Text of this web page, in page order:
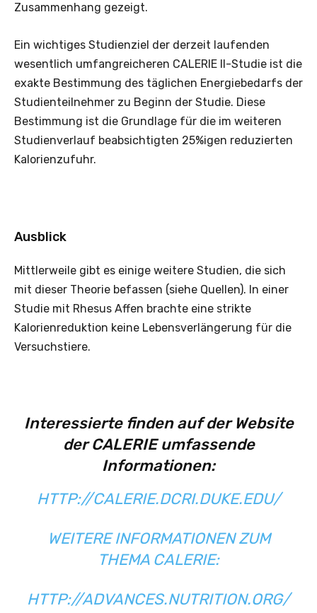
Zusammenhang gezeigt.
Ein wichtiges Studienziel der derzeit laufenden
wesentlich umfangreicheren CALERIE II-Studie ist die
exakte Bestimmung des täglichen Energiebedarfs der
Studienteilnehmer zu Beginn der Studie. Diese
Bestimmung ist die Grundlage für die im weiteren
Studienverlauf beabsichtigten 25%igen reduzierten
Kalorienzufuhr.
Ausblick
Mittlerweile gibt es einige weitere Studien, die sich
mit dieser Theorie befassen (siehe Quellen). In einer
Studie mit Rhesus Affen brachte eine strikte
Kalorienreduktion keine Lebensverlängerung für die
Versuchstiere.
Interessierte finden auf der Website
der CALERIE umfassende
Informationen:
HTTP://CALERIE.DCRI.DUKE.EDU/
WEITERE INFORMATIONEN ZUM
THEMA CALERIE:
HTTP://ADVANCES.NUTRITION.ORG/